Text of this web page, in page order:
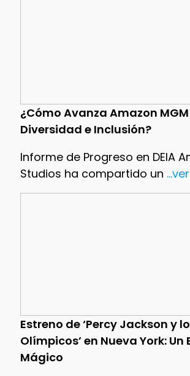
¿Cómo Avanza Amazon
Diversidad e Inclusión?
Informe de Progreso en DEIA
Studios ha compartido un
Estreno de ‘Percy Jackson y
Olímpicos’ en Nueva York: Un
Mágico